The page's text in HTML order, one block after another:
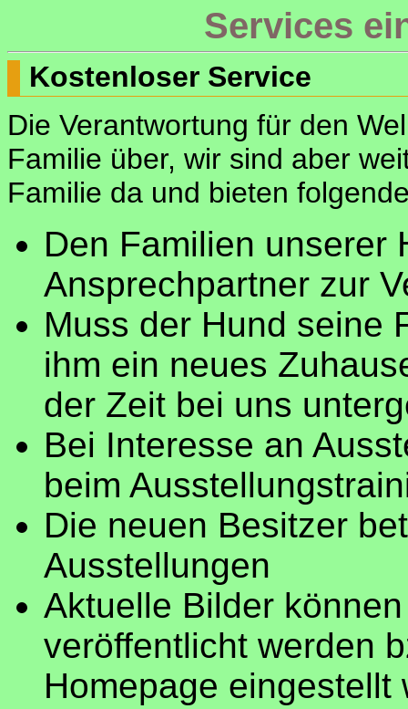
Services
Kostenloser Service
Die Verantwortung für den
Familie über, wir sind aber
Familie da und bieten
Den Familien unserer
Ansprechpartner zur
Muss der Hund seine
ihm ein neues
der Zeit bei uns
Bei Interesse an
beim
Die neuen Besitzer
Ausstellungen
Aktuelle Bilder
veröffentlicht werden
Homepage eingestellt